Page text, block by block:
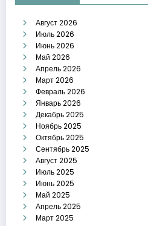
Август 2026
Июль 2026
Июнь 2026
Май 2026
Апрель 2026
Март 2026
Февраль 2026
Январь 2026
Декабрь 2025
Ноябрь 2025
Октябрь 2025
Сентябрь 2025
Август 2025
Июль 2025
Июнь 2025
Май 2025
Апрель 2025
Март 2025